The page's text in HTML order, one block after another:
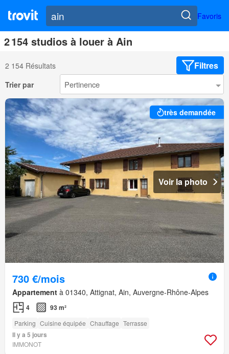
Favoris
2 154 studios à louer à Ain
2 154 Résultats Filtres
Trier par
très demandée
Voir la photo
730 €/mois
Appartement à 01340, Attignat, Ain, Auvergne-Rhône-Alpes
4 93 m²
Parking Cuisine équipée Chauffage Terrasse
Il y a 5 jours
IMMONOT